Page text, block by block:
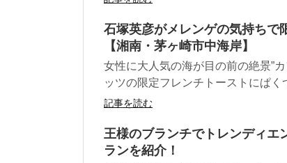
石塚英彦がメレンゲの気持ちで
【湘南・茅ヶ崎市中海岸】
女性に大人気の海が目の前の絶景”
ッツの限定フレンチトーストにぱく
記事を読む
王様のブランチでトレンディエ
ランを紹介！